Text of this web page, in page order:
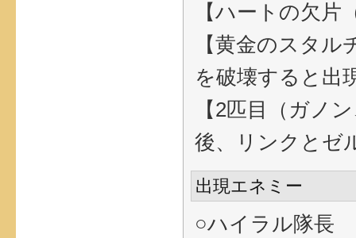
【ハートの欠
【黄金のスタ
を破壊すると出
【2匹目（ガノ
後、リンクとゼ
出現エネミー
○ハイラル隊長